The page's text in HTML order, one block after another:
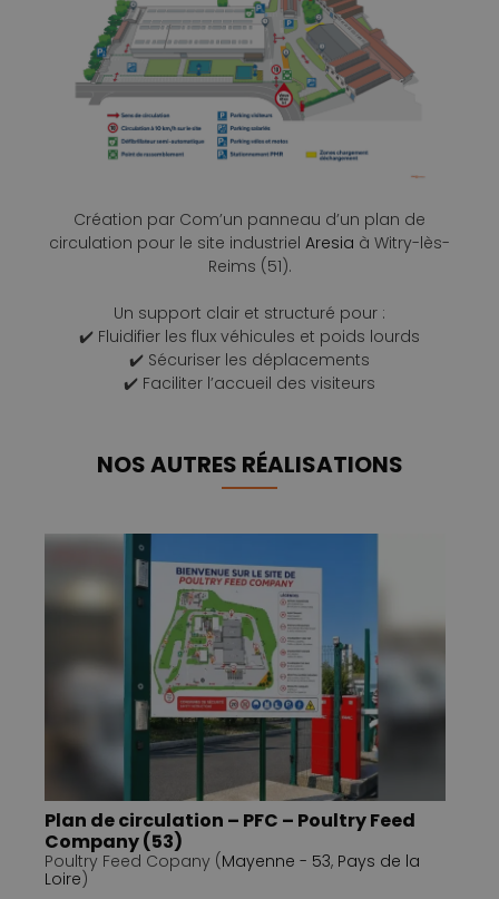
Création par Com’un panneau d’un plan de
circulation pour le site industriel Aresia à Witry-lès-
Reims (51).
Un support clair et structuré pour :
✔️ Fluidifier les flux véhicules et poids lourds
✔️ Sécuriser les déplacements
✔️ Faciliter l’accueil des visiteurs
NOS AUTRES RÉALISATIONS
Plan de circulation – PFC – Poultry Feed
Company (53)
Poultry Feed Copany (Mayenne - 53, Pays de la
Loire)